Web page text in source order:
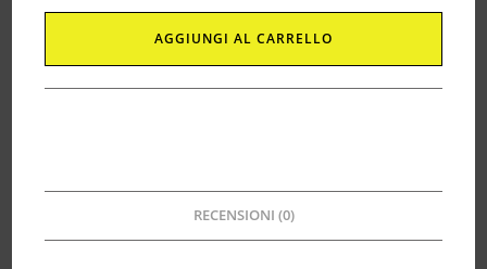
AGGIUNGI AL CARRELLO
RECENSIONI (0)